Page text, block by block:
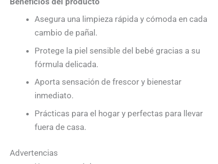
Asegura una limpieza rápida y cómoda en cada
cambio de pañal.
Protege la piel sensible del bebé gracias a su
fórmula delicada.
Aporta sensación de frescor y bienestar
inmediato.
Prácticas para el hogar y perfectas para llevar
fuera de casa.
Advertencias